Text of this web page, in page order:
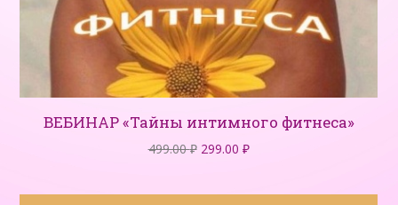
ВЕБИНАР «Тайны интимного фитнеса»
499.00₽ Первоначальная
составляла
299.00 ₽Текущая
299.00 ₽.